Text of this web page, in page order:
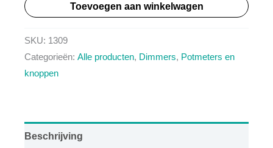
8Watt
aantal
Toevoegen aan winkelwagen
SKU: 1309
Categorieën: Alle producten, Dimmers, Potmeters en
knoppen
Beschrijving